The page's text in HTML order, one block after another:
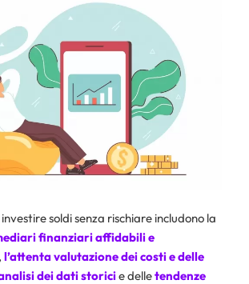
soldi senza rischiare includono la
finanziari affidabili e
l’attenta valutazione dei costi e delle
dei dati storicie delletendenze